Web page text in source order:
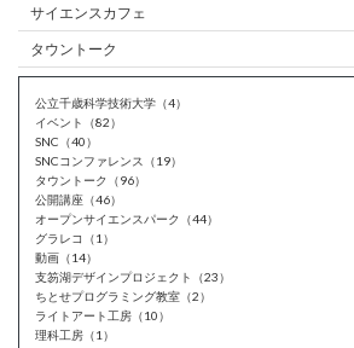
サイエンスカフェ
タウントーク
公立千歳科学技術大学（4）
イベント（82）
SNC（40）
SNCコンファレンス（19）
タウントーク（96）
公開講座（46）
オープンサイエンスパーク（44）
グラレコ（1）
動画（14）
支笏湖デザインプロジェクト（23）
ちとせプログラミング教室（2）
ライトアート工房（10）
理科工房（1）